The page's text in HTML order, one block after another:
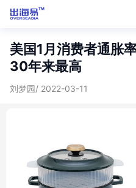
美国1月消费者通胀
30年来最高
刘梦园/ 2022-03-11